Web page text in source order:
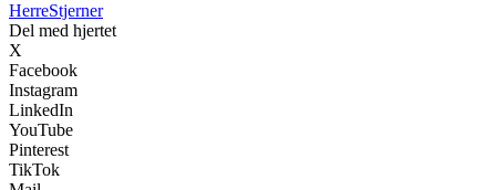
HerreStjerner
Del med hjertet
X
Facebook
Instagram
LinkedIn
YouTube
Pinterest
TikTok